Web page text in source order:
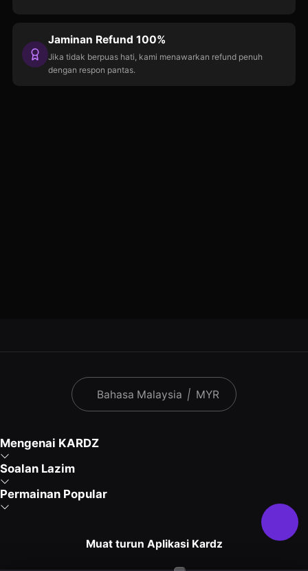
Jaminan Refund 100%
Jika tidak berpuas hati, kami menawarkan refund penuh
dengan respon pantas.
Bahasa Malaysia | MYR
Mengenai KARDZ
Soalan Lazim
Permainan Popular
Muat turun Aplikasi Kardz